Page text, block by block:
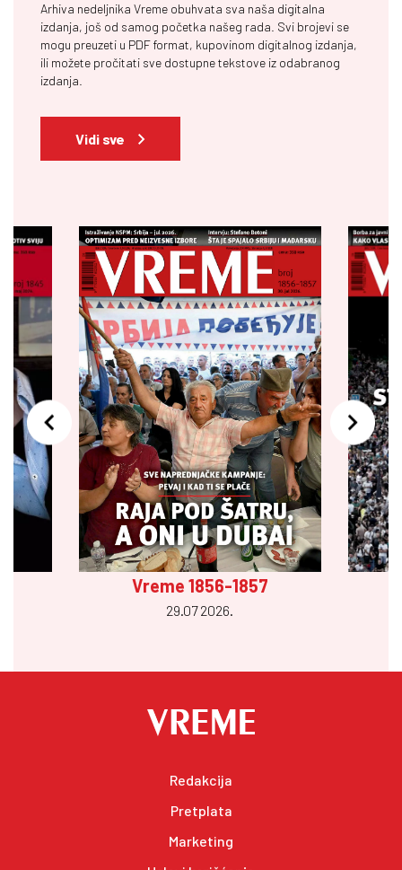
Arhiva nedeljnika Vreme obuhvata sva naša digitalna
izdanja, još od samog početka našeg rada. Svi brojevi se
mogu preuzeti u PDF format, kupovinom digitalnog izdanja,
ili možete pročitati sve dostupne tekstove iz odabranog
izdanja.
Vidi sve
Vreme 1856-1857
29.07 2026.
Redakcija
Pretplata
Marketing